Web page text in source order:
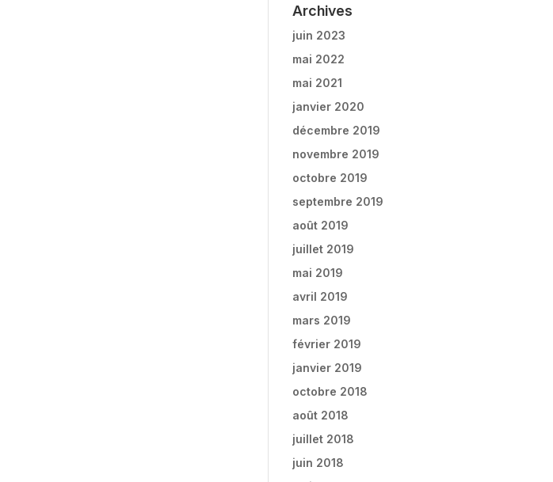
Archives
juin 2023
mai 2022
mai 2021
janvier 2020
décembre 2019
novembre 2019
octobre 2019
septembre 2019
août 2019
juillet 2019
mai 2019
avril 2019
mars 2019
février 2019
janvier 2019
octobre 2018
août 2018
juillet 2018
juin 2018